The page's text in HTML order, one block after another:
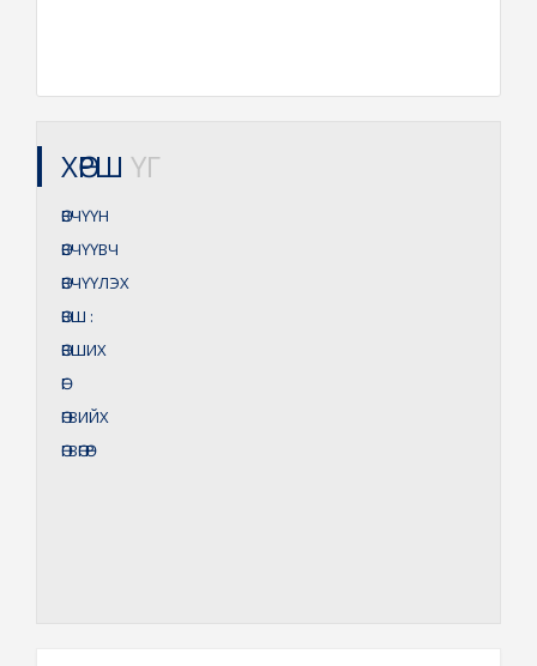
ХӨРШ ҮГ
ӨВЧҮҮН
ӨВЧҮҮВЧ
ӨВЧҮҮЛЭХ
ӨВШ :
ӨВШИХ
ӨГ
ӨГВИЙХ
ӨГВӨГӨР